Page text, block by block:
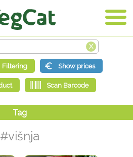
#višnja